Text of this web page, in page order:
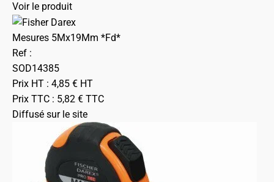
Voir le produit
Mesures 5Mx19Mm *Fd*
Ref :
SOD14385
Prix HT : 4,85 € HT
Prix TTC : 5,82 € TTC
Diffusé sur le site